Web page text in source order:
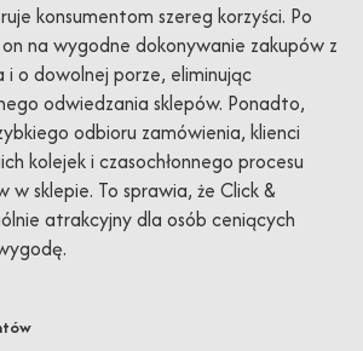
konsumentom szereg korzyści. Po
na wygodne dokonywanie zakupów z
o dowolnej porze, eliminując
odwiedzania sklepów. Ponadto,
odbioru zamówienia, klienci
kolejek i czasochłonnego procesu
w sklepie. To sprawia, że Click &
atrakcyjny dla osób ceniących